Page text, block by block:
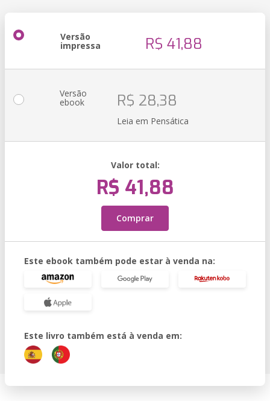
Versão
impressa R$ 41,88
Versão
ebook R$ 28,38
Leia em Pensática
Valor total:
R$ 41,88
Comprar
Este ebook também pode estar à venda na:
Este livro também está à venda em: